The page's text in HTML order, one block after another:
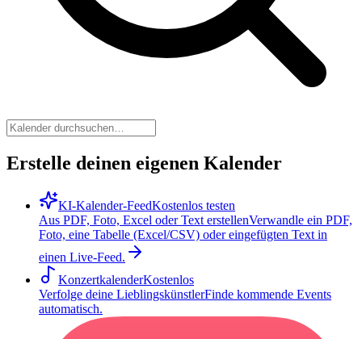
Erstelle deinen eigenen Kalender
KI-Kalender-FeedKostenlos testen
Aus PDF, Foto, Excel oder Text erstellenVerwandle ein PDF,
Foto, eine Tabelle (Excel/CSV) oder eingefügten Text in
einen Live-Feed.
KonzertkalenderKostenlos
Verfolge deine LieblingskünstlerFinde kommende Events
automatisch.